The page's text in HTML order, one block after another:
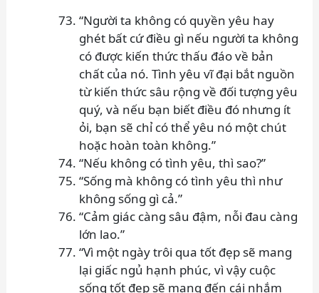
“Người ta không có quyền yêu hay
ghét bất cứ điều gì nếu người ta không
có được kiến thức thấu đáo về bản
chất của nó. Tình yêu vĩ đại bắt nguồn
từ kiến thức sâu rộng về đối tượng yêu
quý, và nếu bạn biết điều đó nhưng ít
ỏi, bạn sẽ chỉ có thể yêu nó một chút
hoặc hoàn toàn không.”
“Nếu không có tình yêu, thì sao?”
“Sống mà không có tình yêu thì như
không sống gì cả.”
“Cảm giác càng sâu đậm, nỗi đau càng
lớn lao.”
“Vì một ngày trôi qua tốt đẹp sẽ mang
lại giấc ngủ hạnh phúc, vì vậy cuộc
sống tốt đẹp sẽ mang đến cái nhắm